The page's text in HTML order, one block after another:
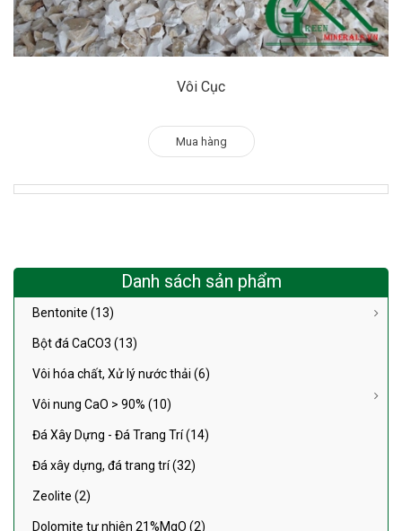
Vôi Cục
Mua hàng
Danh sách sản phẩm
Bentonite (13)
Bột đá CaCO3 (13)
Vôi hóa chất, Xử lý nước thải (6)
Vôi nung CaO > 90% (10)
Đá Xây Dựng - Đá Trang Trí (14)
Đá xây dựng, đá trang trí (32)
Zeolite (2)
Dolomite tự nhiên 21%MgO (2)